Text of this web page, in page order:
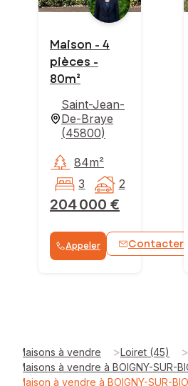
Maison - 4
pièces -
80m²
Saint-Jean-
De-Braye
(45800)
204 000 €
84m²
3
2
Appeler Contacter
Maisons à vendre >Loiret (45) >
Maisons à vendre à BOIGNY-SUR-
Maison à vendre à BOIGNY-SUR-